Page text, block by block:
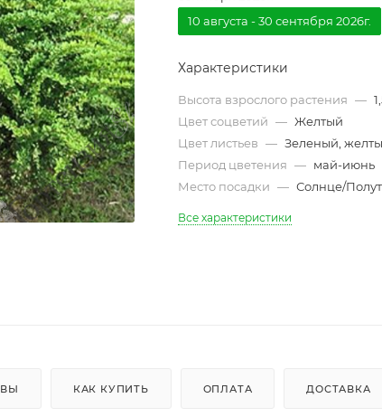
10 августа - 30 сентября 2026г.
Характеристики
Высота взрослого растения —
Цвет соцветий — Желтый
Цвет листьев — Зеленый,
Период цветения — май-июнь
Место посадки — Солнце/
Все характеристики
КАК КУПИТЬ ОПЛАТА ДОСТАВКА